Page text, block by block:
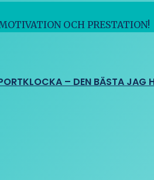
OCH PRESTATION!
– DEN BÄSTA JAG